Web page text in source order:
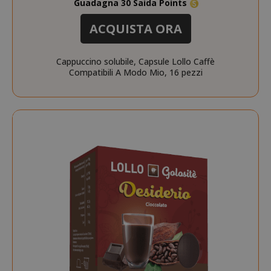
Guadagna 30 Saida Points
ACQUISTA ORA
Cappuccino solubile, Capsule Lollo Caffè
Compatibili A Modo Mio, 16 pezzi
mage-cache-sessid
mage-cache-storage